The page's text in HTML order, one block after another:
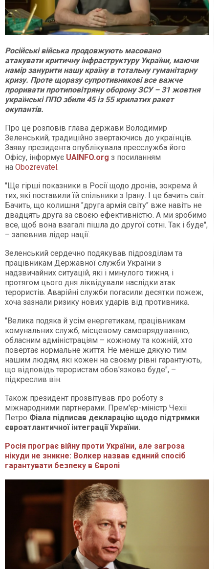
Російські війська продовжують масовано
атакувати критичну інфраструктуру України, маючи
намір занурити нашу країну в тотальну гуманітарну
кризу. Проте щоразу супротивникові все важче
проривати протиповітряну оборону ЗСУ – 31 жовтня
українські ППО збили 45 із 55 крилатих ракет
окупантів.
Про це розповів глава держави Володимир
Зеленський, традиційно звертаючись до українців.
Заяву президента опублікувала пресслужба його
Офісу, інформує UAINFO.org з посиланням
на Obozrevatel.
"Ще гірші показники в Росії щодо дронів, зокрема й
тих, які поставили їй спільники з Ірану. І це бачить світ.
Бачить, що колишня "друга армія світу" вже навіть не
двадцять друга за своєю ефективністю. А ми зробимо
все, щоб вона взагалі пішла до другої сотні. Так і буде",
– запевнив лідер нації.
Зеленський сердечно подякував підрозділам та
працівникам Державної служби України з
надзвичайних ситуацій, які і минулого тижня, і
протягом цього дня ліквідували наслідки атак
терористів. Аварійні служби погасили десятки пожеж,
хоча зазнали ризику нових ударів від противника.
"Велика подяка й усім енергетикам, працівникам
комунальних служб, місцевому самоврядуванню,
обласним адміністраціям – кожному та кожній, хто
повертає нормальне життя. Не менше дякую тим
нашим людям, які кожен на своєму рівні гарантують,
що відповідь терористам обов'язково буде", –
підкреслив він.
Також президент прозвітував про роботу з
міжнародними партнерами. Прем'єр-міністр Чехії
Петро Фіала підписав декларацію щодо підтримки
євроатлантичної інтеграції України.
Росія програє війну проти України, але загроза
нікуди не зникне: Волкер назвав єдиний спосіб
гарантувати безпеку в Європі